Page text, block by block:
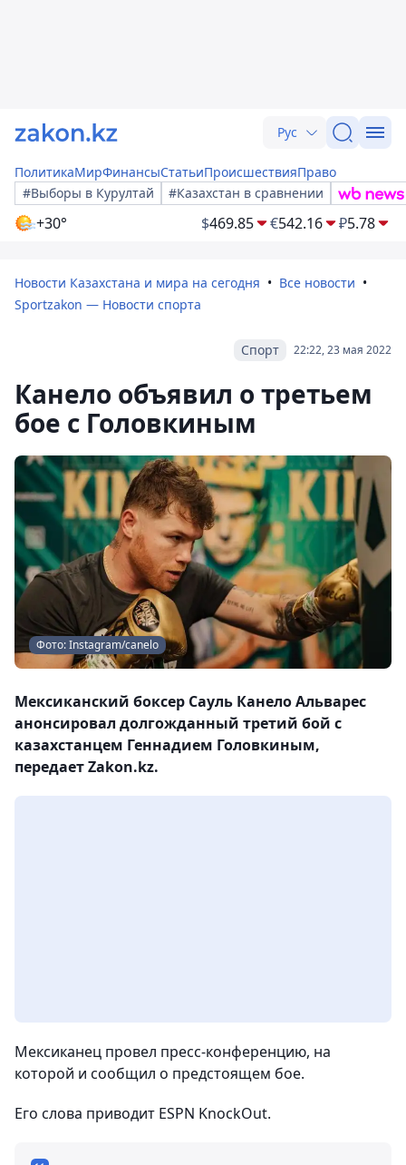
Рус
ПолитикаМирФинансыСтатьиПроисшествияПраво
#Выборы в Курултай
#Казахстан в сравнении
+30° $469.85 €542.16 ₽5.78
Новости Казахстана и мира на сегодня
Все новости
Sportzakon — Новости спорта
22:22, 23 мая 2022
Спорт
Канело объявил о третьем
бое с Головкиным
Фото: Instagram/canelo
Мексиканский боксер Сауль Канело Альварес
анонсировал долгожданный третий бой с
казахстанцем Геннадием Головкиным,
передает Zakon.kz.
Мексиканец провел пресс-конференцию, на
которой и сообщил о предстоящем бое.
Его слова приводит ESPN KnockOut.